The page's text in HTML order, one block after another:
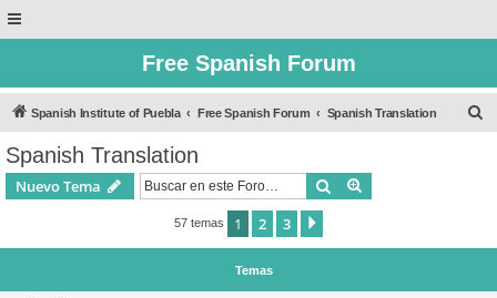
Free Spanish Forum
Spanish Institute of Puebla Free Spanish Forum Spanish Translation
Spanish Translation
Nuevo Tema Buscar
57 temas 1 2 3
Temas